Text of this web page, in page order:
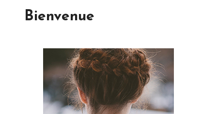
Bienvenue